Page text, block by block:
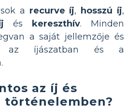
a recurve íj, hosszú íj,
és kereszthív. Minden
a saját jellemzője és
az íjászatban és a
az íj és
történelemben?